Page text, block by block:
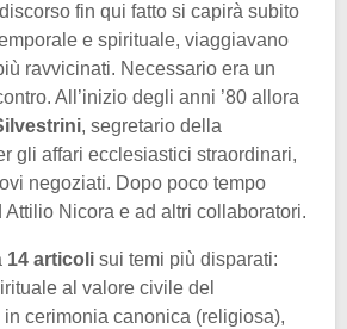
fin qui fatto si capirà subito
e spirituale, viaggiavano
ravvicinati. Necessario era un
All’inizio degli anni ’80 allora
, segretario della
gli affari ecclesiastici straordinari,
negoziati. Dopo poco tempo
Attilio Nicora e ad altri collaboratori.
14 articoli sui temi più disparati:
al valore civile del
cerimonia canonica (religiosa),